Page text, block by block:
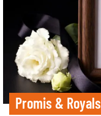
Promis & Royals